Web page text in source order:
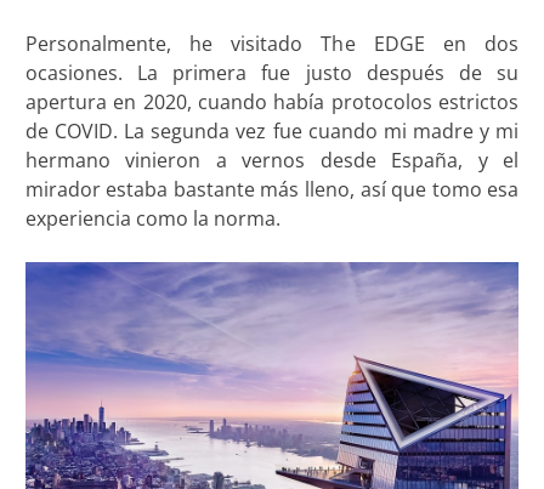
Personalmente, he visitado The EDGE en dos
ocasiones. La primera fue justo después de su
apertura en 2020, cuando había protocolos estrictos
de COVID. La segunda vez fue cuando mi madre y mi
hermano vinieron a vernos desde España, y el
mirador estaba bastante más lleno, así que tomo esa
experiencia como la norma.